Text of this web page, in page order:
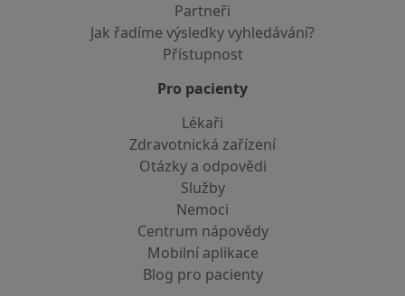
Partneři
Jak řadíme výsledky vyhledávání?
Přístupnost
Pro pacienty
Lékaři
Zdravotnická zařízení
Otázky a odpovědi
Služby
Nemoci
Centrum nápovědy
Mobilní aplikace
Blog pro pacienty